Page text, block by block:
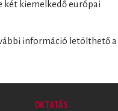
két kiemelkedő európai
információ letölthető a
OKTATÁS